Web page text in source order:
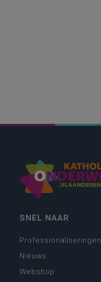
SNEL NAAR
Professionaliseringen
Nieuws
Webshop